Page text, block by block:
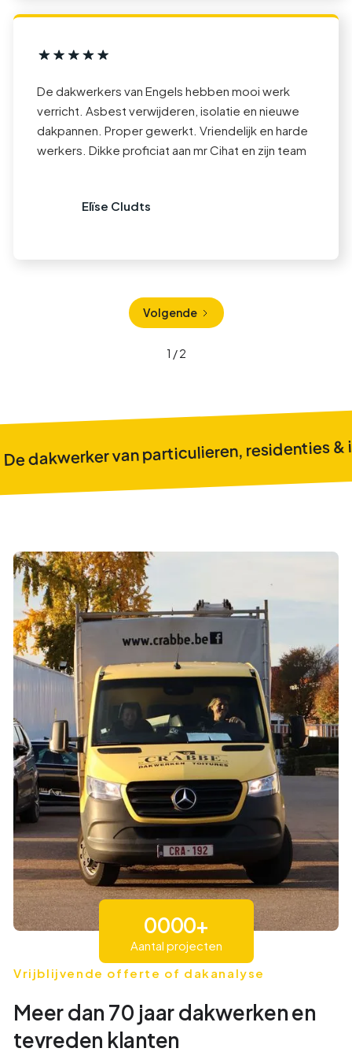
De dakwerkers van Engels hebben mooi werk
verricht. Asbest verwijderen, isolatie en nieuwe
dakpannen. Proper gewerkt. Vriendelijk en harde
werkers. Dikke proficiat aan mr Cihat en zijn team
Elïse Cludts
Volgende
1 / 2
De dakwerker van particulieren, residenties
0
1
9
0
1
2
0
1
2
0
1
2
+
Aantal projecten
Vrijblijvende offerte of dakanalyse
Meer dan 70 jaar dakwerken en
tevreden klanten